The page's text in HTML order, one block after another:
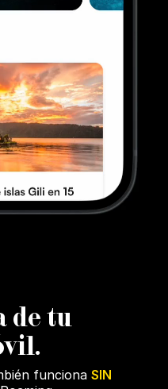
de tu
funciona SIN